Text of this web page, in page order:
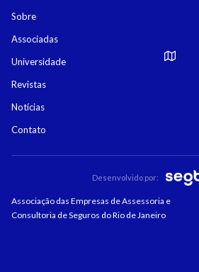
Sobre
Associadas
Universidade
Revistas
Notícias
Contato
Desenvolvido por:
Associação das Empresas de Assessoria e
Consultoria de Seguros do Rio de Janeiro